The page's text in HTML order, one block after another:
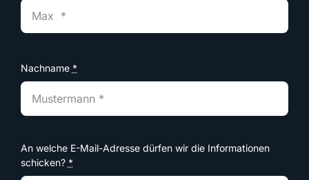
Nachname *
An welche E-Mail-Adresse dürfen wir die Informationen
schicken? *